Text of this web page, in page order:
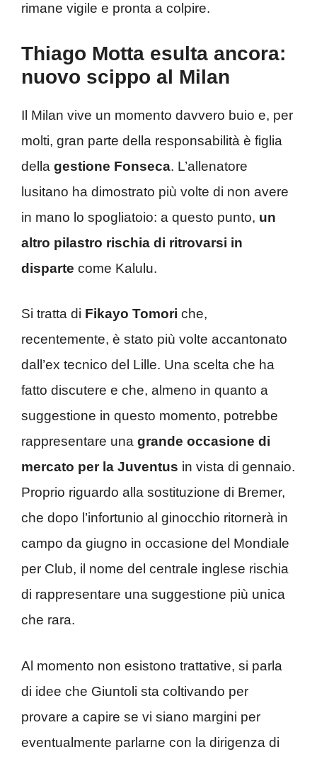
rimane vigile e pronta a colpire.
Thiago Motta esulta ancora:
nuovo scippo al Milan
Il Milan vive un momento davvero buio e, per
molti, gran parte della responsabilità è figlia
della gestione Fonseca. L’allenatore
lusitano ha dimostrato più volte di non avere
in mano lo spogliatoio: a questo punto, un
altro pilastro rischia di ritrovarsi in
disparte come Kalulu.
Si tratta di Fikayo Tomori che,
recentemente, è stato più volte accantonato
dall’ex tecnico del Lille. Una scelta che ha
fatto discutere e che, almeno in quanto a
suggestione in questo momento, potrebbe
rappresentare una grande occasione di
mercato per la Juventus in vista di gennaio.
Proprio riguardo alla sostituzione di Bremer,
che dopo l’infortunio al ginocchio ritornerà in
campo da giugno in occasione del Mondiale
per Club, il nome del centrale inglese rischia
di rappresentare una suggestione più unica
che rara.
Al momento non esistono trattative, si parla
di idee che Giuntoli sta coltivando per
provare a capire se vi siano margini per
eventualmente parlarne con la dirigenza di